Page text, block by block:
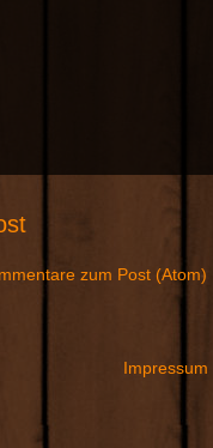
zum Post (Atom)
Impressum